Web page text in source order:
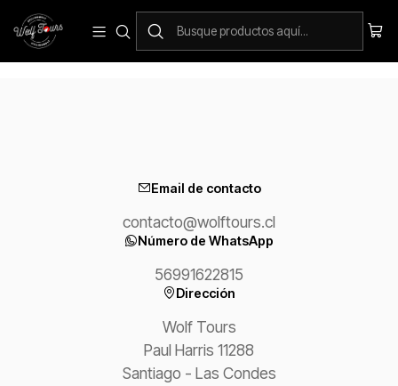
Arriendo de Bicicletas
Email de contacto
contacto@wolftours.cl
Número de WhatsApp
56991622815
Dirección
Wolf Tours
Paul Harris 11288
Santiago - Las Condes